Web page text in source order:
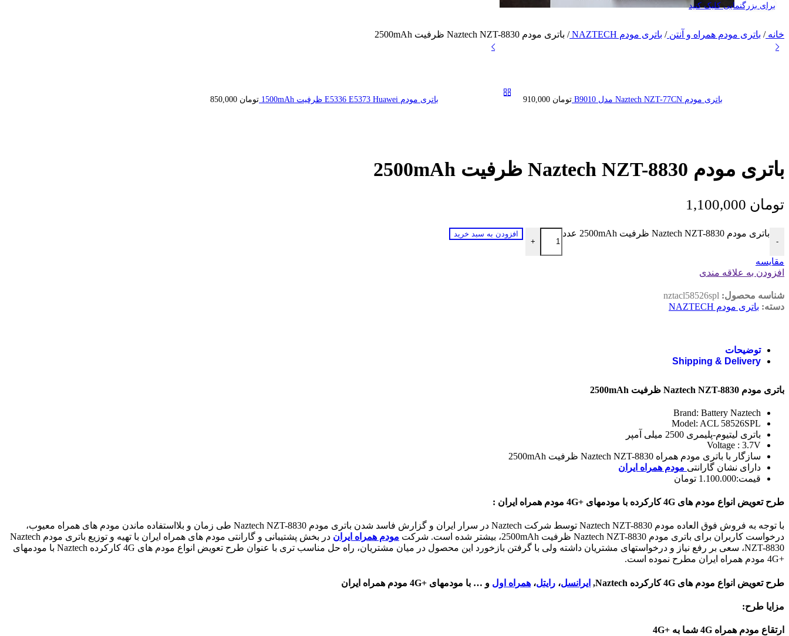
برای بزرگنمایی کلیک کنید
خانه/ باتری مودم همراه و آنتن/ باتری مودم NAZTECH / باتری مودم Naztech NZT-8830 ظرفیت 2500mAh
باتری مودم Naztech NZT-77CN مدل B9010 تومان باتری مودم E5336 E5373 Huawei ظرفیت 1500mAh تومان
باتری مودم Naztech NZT-8830 ظرفیت 2500mAh
تومان
-
باتری مودم Naztech NZT-8830 ظرفیت 2500mAh عدد
+
افزودن به سبد خرید
مقايسه
افزودن به علاقه مندی
شناسه محصول: nztacl58526spl
دسته: باتری مودم NAZTECH
توضیحات
Shipping & Delivery
باتری مودم Naztech NZT-8830 ظرفیت 2500mAh
Brand: Battery Naztech
Model: ACL 58526SPL
باتری لیتیوم-پلیمری 2500 میلی آمپر
Voltage : 3.7V
سازگار با باتری مودم همراه Naztech NZT-8830 ظرفیت 2500mAh
دارای نشان گارانتی مودم همراه ایران
قیمت:1.100.000 تومان
طرح تعویض انواع مودم های 4G کارکرده با مودمهای +4G مودم همراه ایران :
با توجه به فروش فوق العاده مودم Naztech NZT-8830 توسط شرکت Naztech در سرار ایران و گزارش فاسد شدن باتری مودم Naztech NZT-8830 طی زمان و بلااستفاده ماندن مودم های همراه معیوب،
درخواست کاربران برای باتری مودم Naztech NZT-8830 ظرفیت 2500mAh، بیشتر شده است. شرکت
مودم همراه ایران
در بخش پشتیبانی و گارانتی مودم های همراه ایران با تهیه و توزیع باتری مودم Naztech
NZT-8830، سعی بر رفع نیاز و درخواستهای مشتریان داشته ولی با گرفتن بازخورد این محصول در میان مشتریان، راه حل مناسب تری با عنوان طرح تعویض انواع مودم های 4G کارکرده Naztech با مودمهای
+4G مودم همراه ایران مطرح نموده است.
طرح تعویض انواع مودم های 4G کارکرده Naztech, ایرانسل، رایتل، همراه اول و … با مودمهای +4G مودم همراه ایران
مزایا طرح:
ارتقاع مودم همراه 4G شما به +4G